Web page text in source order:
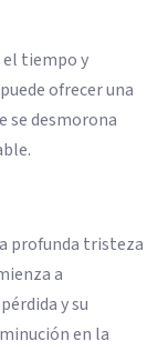
el tiempo y
ofrecer una
desmorona
profunda tristeza
a
y su
en la